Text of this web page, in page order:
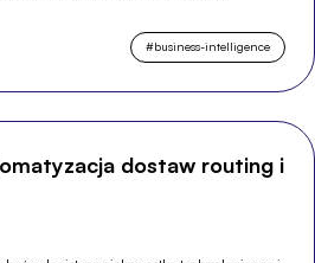
#business-intelligence
dostaw routing i